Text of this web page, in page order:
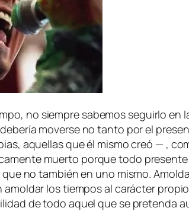
no siem­pre sa­be­mos se­guir­lo
mo­ver­se no tan­to por el
aque­llas que él mis­mo creó — ,
muer­to por­que to­do
no tam­bién en uno mis­mo.
los tiem­pos al ca­rác­ter
de to­do aquel que se pre­ten­da